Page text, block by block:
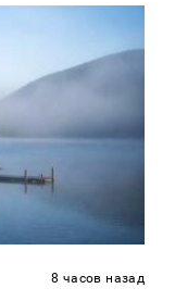
8 часов назад